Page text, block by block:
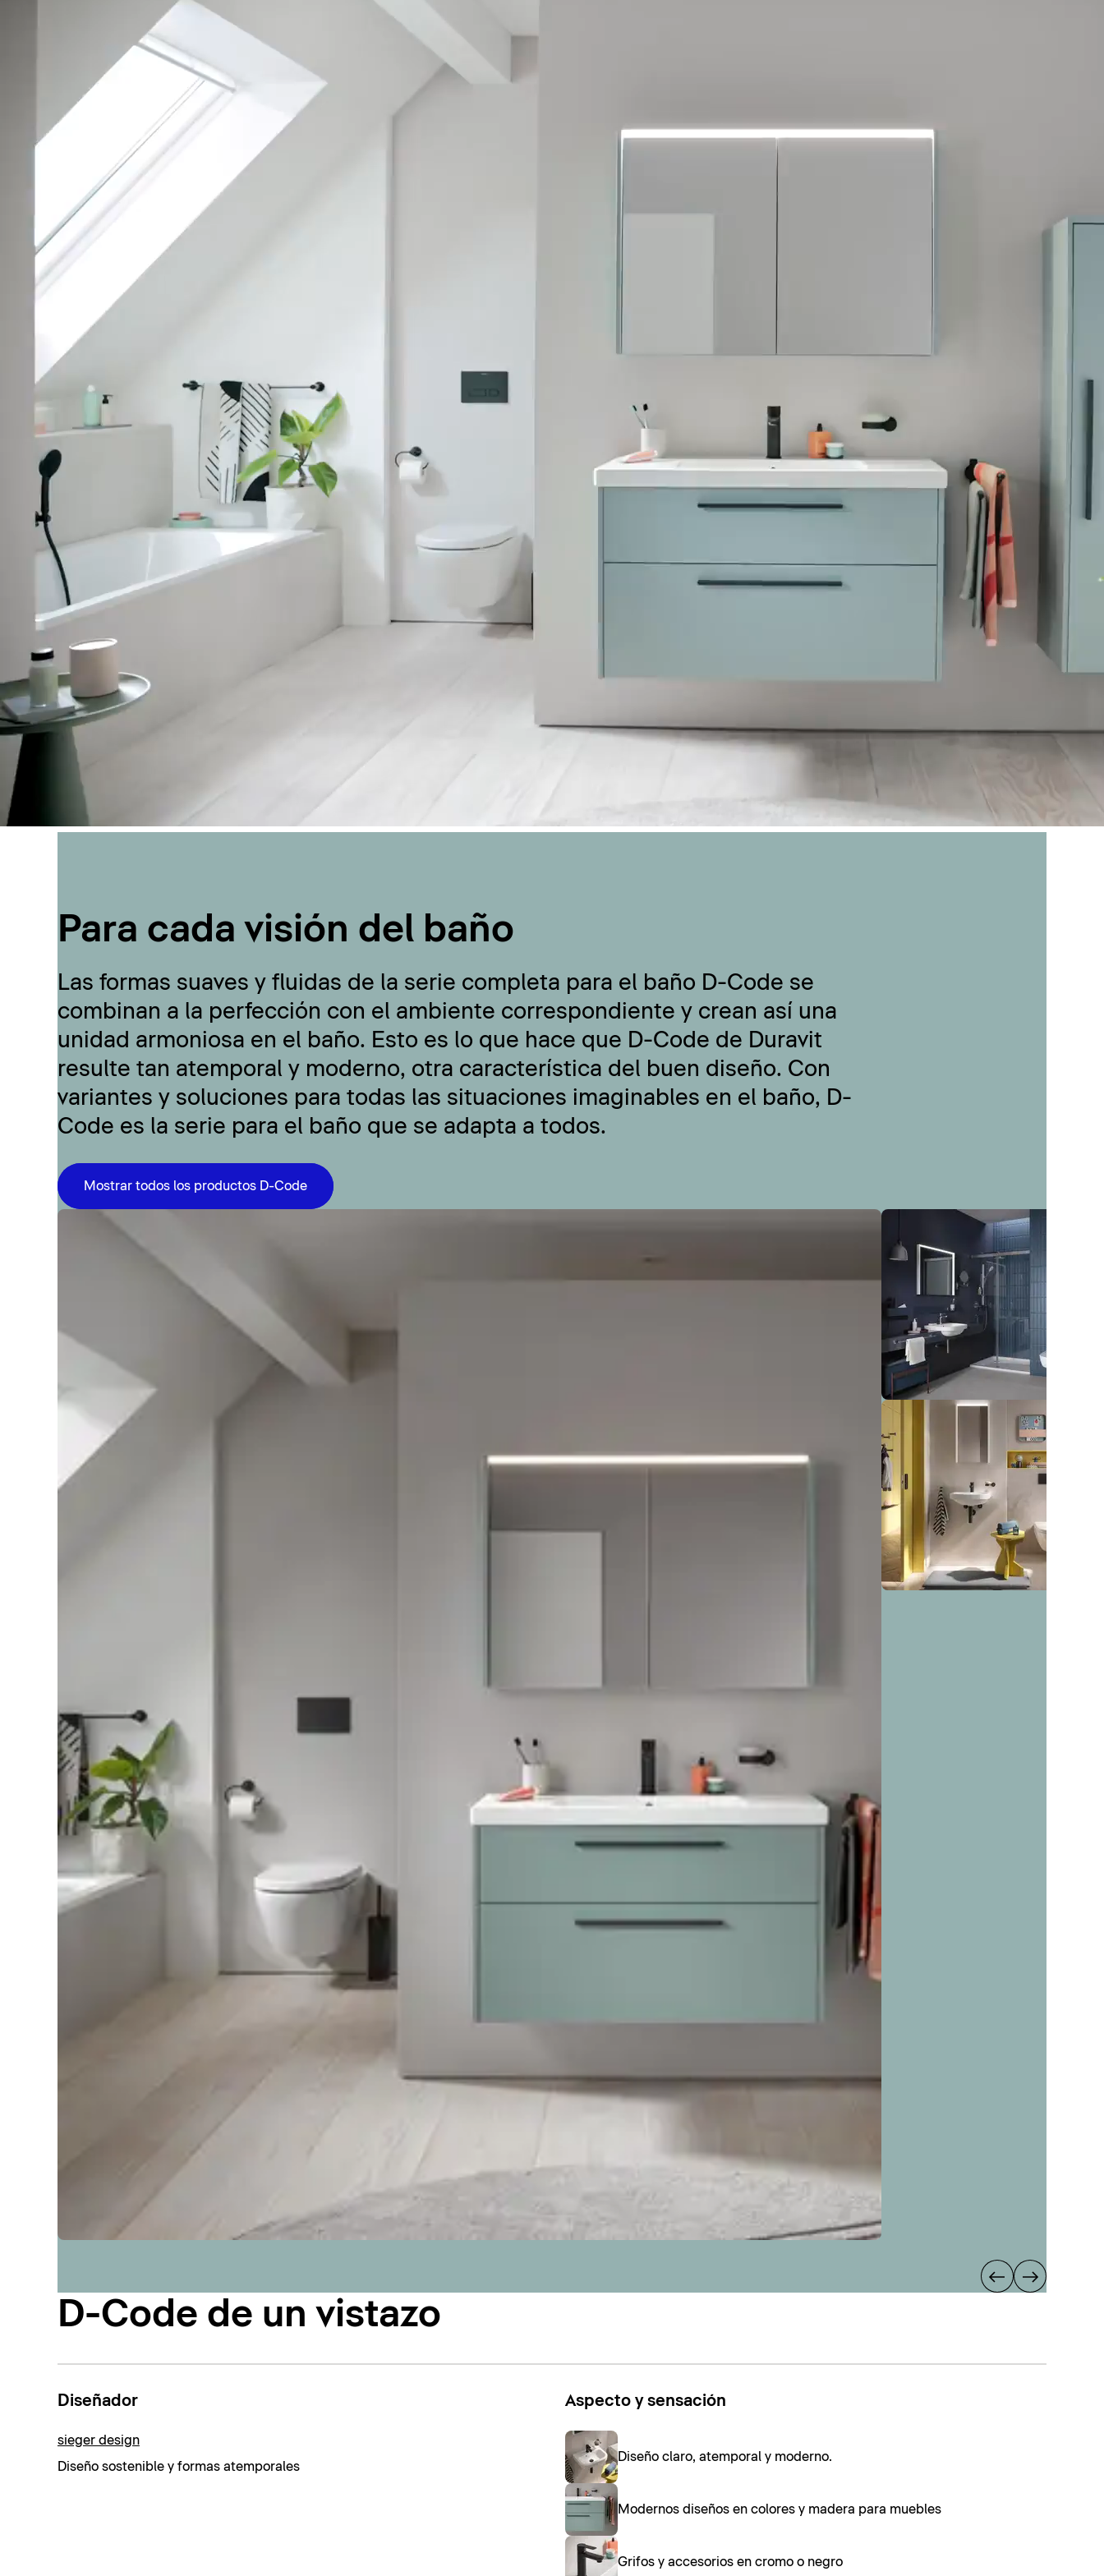
Para cada visión del baño
Las formas suaves y fluidas de la serie completa para el baño D-Code se
combinan a la perfección con el ambiente correspondiente y crean así una
unidad armoniosa en el baño. Esto es lo que hace que D-Code de Duravit
resulte tan atemporal y moderno, otra característica del buen diseño. Con
variantes y soluciones para todas las situaciones imaginables en el baño, D-
Code es la serie para el baño que se adapta a todos.
Mostrar todos los productos D-Code
D-Code de un vistazo
Diseñador
sieger design
Diseño sostenible y formas atemporales
Aspecto y sensación
Diseño claro, atemporal y moderno.
Modernos diseños en colores y madera para muebles
Grifos y accesorios en cromo o negro